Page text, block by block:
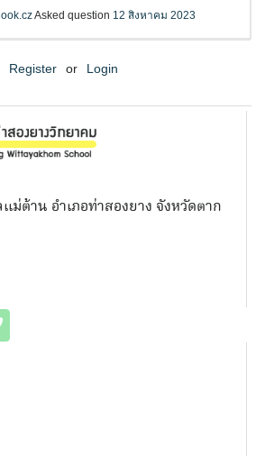
Asked question 12 สิงหาคม 2023
Register or Login
ม่ต้าน อำเภอท่าสองยาง จังหวัดตาก